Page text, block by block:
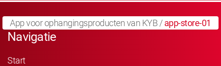
App voor ophangingsproducten van KYB /app-store-01
Navigatie
Start